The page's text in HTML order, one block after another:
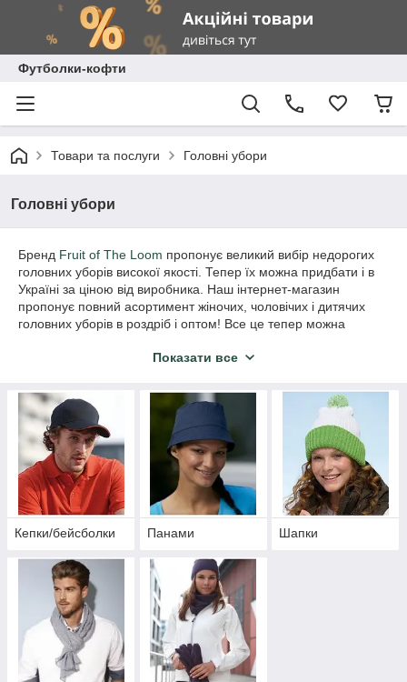
Футболки-кофти
Товари та послуги Головні убори
Головні убори
Бренд Fruit of The Loom пропонує великий вибір недорогих
головних уборів високої якості. Тепер їх можна придбати і в
Україні за ціною від виробника. Наш інтернет-магазин
пропонує повний асортимент жіночих, чоловічих і дитячих
головних уборів в роздріб і оптом! Все це тепер можна
магазинах або покупки на різних інтернет-сайтах.
Показати все
Кепки/бейсболки Панами Шапки